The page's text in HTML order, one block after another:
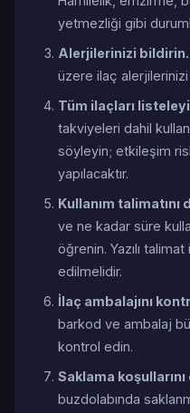
yetmezliği gibi
Alerjilerinizi bildirin.
üzere ilaç
Tüm ilaçları
takviyeleri dahil
söyleyin; etkileşim
yapılacaktır.
Kullanım talimatını
ve ne kadar süre
öğrenin. Yazılı
edilmelidir.
İlaç ambalajını
barkod ve ambalaj
kontrol edin.
Saklama
buzdolabında